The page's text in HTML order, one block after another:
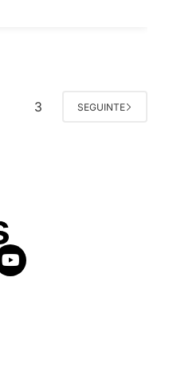
3 SEGUINTE